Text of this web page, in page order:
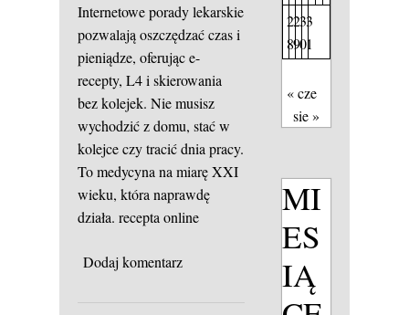
Internetowe porady lekarskie
pozwalają oszczędzać czas i
pieniądze, oferując e-
recepty, L4 i skierowania
bez kolejek. Nie musisz
wychodzić z domu, stać w
kolejce czy tracić dnia pracy.
To medycyna na miarę XXI
wieku, która naprawdę
działa. recepta online
Dodaj komentarz
2
8
2
9
3
0
3
1
« cze
sie »
MI
ES
IĄ